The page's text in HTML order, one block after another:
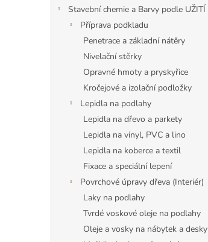
Stavební chemie a Barvy podle UŽITÍ
Příprava podkladu
Penetrace a základní nátěry
Nivelační stěrky
Opravné hmoty a pryskyřice
Kročejové a izolační podložky
Lepidla na podlahy
Lepidla na dřevo a parkety
Lepidla na vinyl, PVC a lino
Lepidla na koberce a textil
Fixace a speciální lepení
Povrchové úpravy dřeva (Interiér)
Laky na podlahy
Tvrdé voskové oleje na podlahy
Oleje a vosky na nábytek a desky